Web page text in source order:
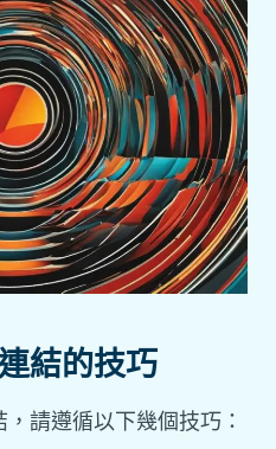
結的技巧
請遵循以下幾個技巧：